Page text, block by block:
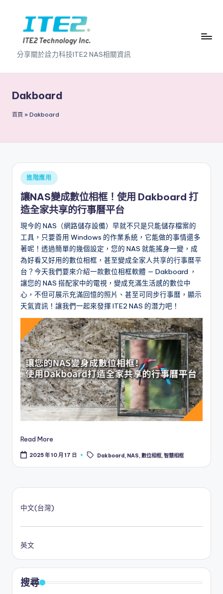
content
I
T
E
N
2
0
B
o
g
分享關於詮力科技ITE2 NAS相關資訊
Dakboard
首頁 » Dakboard
Posted
in
進階應用
讓NAS變成數位相框！使用 Dakboard 打
造全家共享的行事曆平台
現今的 NAS（網路儲存設備）早就不只是只能儲存檔案的
工具，只要善用 Windows 的作業系統，它能做的事情還多
著呢！透過簡單的幾個設定，您的 NAS 就能搖身一變，成
為好看又好用的數位相框，甚至變成全家人共享的行事曆平
台？今天我們要來介紹一款數位相框軟體 — Dakboard ，
讓您的 NAS 搭配家中的電視，變成充滿生活感的數位中
心，不但可展示充滿回憶的照片、甚至可同步行事曆，顯示
天氣資訊！讓我們一起來發揮 ITE2 NAS 的潛力吧！
Read More
2025 年 10 月 17 日
Tags: Dakboard, NAS 數位相框, 智慧相框
中文(台灣)
英文
搜尋